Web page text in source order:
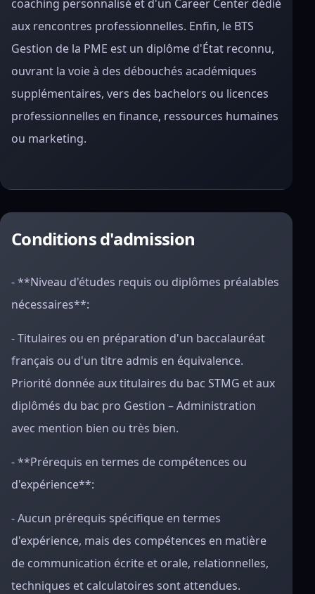
coaching personnalisé et d'un Career Center dédié
aux rencontres professionnelles. Enfin, le BTS
Gestion de la PME est un diplôme d'État reconnu,
ouvrant la voie à des débouchés académiques
supplémentaires, vers des bachelors ou licences
professionnelles en finance, ressources humaines
ou marketing.
Conditions d'admission
- **Niveau d'études requis ou diplômes préalables
nécessaires**:
- Titulaires ou en préparation d'un baccalauréat
français ou d'un titre admis en équivalence.
Priorité donnée aux titulaires du bac STMG et aux
diplômés du bac pro Gestion – Administration
avec mention bien ou très bien.
- **Prérequis en termes de compétences ou
d'expérience**:
- Aucun prérequis spécifique en termes
d'expérience, mais des compétences en matière
de communication écrite et orale, relationnelles,
techniques et calculatoires sont attendues.